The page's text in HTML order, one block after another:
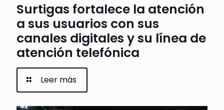
Surtigas fortalece la atención
a sus usuarios con sus
canales digitales y su línea de
atención telefónica
Leer más